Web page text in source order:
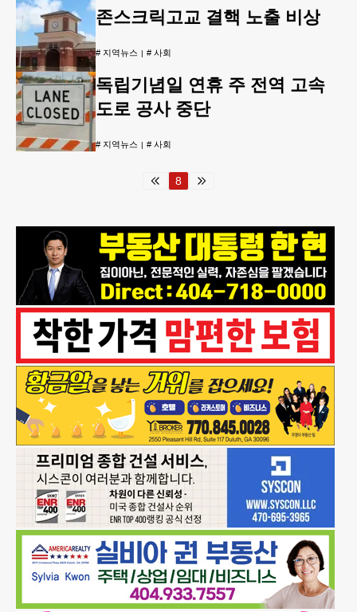
존스크릭고교 결핵 노출 비상
# 지역뉴스 # 사회
독립기념일 연휴 주 전역 고속
도로 공사 중단
# 지역뉴스 # 사회
8